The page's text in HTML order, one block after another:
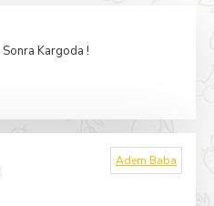
Sonra Kargoda !
Adem Baba